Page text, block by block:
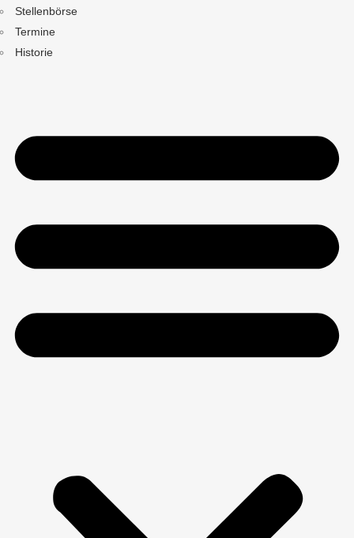
Stellenbörse
Termine
Historie